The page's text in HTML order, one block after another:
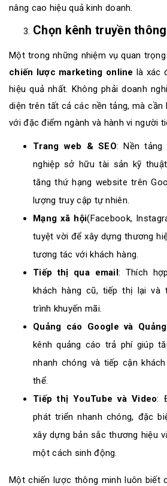
nâng cao hiệu quả kinh doanh.
Chọn kênh truyền
Một trong những nhiệm vụ quan
chiến lược marketing online là xác
hiệu quả nhất. Không phải doanh
diện trên tất cả các nền tảng, mà cần
với đặc điểm ngành và hành vi người
Trang web & SEO: Nền tảng
nghiệp sở hữu tài sản kỹ
tăng thứ hạng website trên
lượng truy cập tự nhiên.
Mạng xã hội(Facebook,
tuyệt vời để xây dựng thương
tương tác với khách hàng.
Tiếp thị qua email: Thích
khách hàng cũ, tiếp thị lại và
trình khuyến mãi.
Quảng cáo Google và
kênh quảng cáo trả phí giúp
nhanh chóng và tiếp cận
thể.
Tiếp thị YouTube và Video:
phát triển nhanh chóng, đặc
xây dựng bản sắc thương hiệu
một cách sinh động.
Một chiến lược thông minh luôn biết